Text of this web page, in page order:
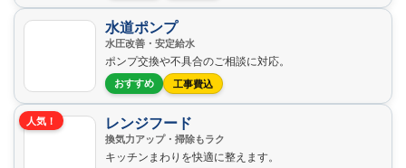
水道ポンプ
水圧改善・安定給水
ポンプ交換や不具合のご相談に対応。
おすすめ 工事費込
人気！ レンジフード
換気力アップ・掃除もラク
キッチンまわりを快適に整えます。